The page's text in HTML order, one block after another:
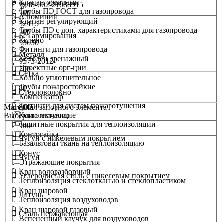
Трубы ПЭ ГОСТ для газопровода
Трубы ПЭ с доп. характеристиками для газопровода
Фитинги для газопровода
Проектные орг-ции
Трубы пожаростойкие
Фитинги для систем пожаротушения
Защитные покрытия для теплоизоляции
Базальтовая ткань на теплоизоляцию
Отражающие покрытия
Теплоизоляция стеклотканью и стеклопластиком
Теплоизоляция воздуховодов
Вспененный каучук для воздуховодов
Клапан обратный
Клапан регулирующий
Колено
Колодец дренажный
Кольцо уплотнительное
Компенсатор
Комплектующие
Контргайка
Конус
Кран водоразборный
Кран шаровой
Кран шаровой газовый
500
600
65
700
80
800
900
2248-002-21088915
32415
53630
9573-2012
95
Алюминий
Без армирования
Металл
Сетка
Стекловолокно
Материал запорного элемента
Выберите значение
Чугун с никелевым покрытием
Чугун
Углеродистая сталь с никелевым покрытием
Латунь
Сталь нержавеющая